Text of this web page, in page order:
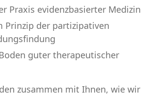
Praxis evidenzbasierter Medizin
Prinzip der partizipativen
guter therapeutischer
zusammen mit Ihnen, wie wir